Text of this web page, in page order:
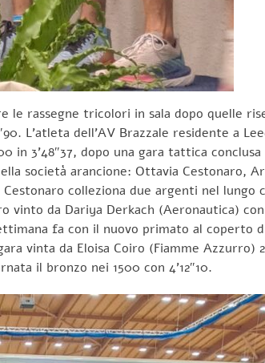
rassegne tricolori in sala dopo quelle
L’atleta dell’AV Brazzale residente a
in 3’48″37, dopo una gara tattica
società arancione: Ottavia Cestonaro,
colleziona due argenti nel lungo
vinto da Dariya Derkach (Aeronautica)
fa con il nuovo primato al coperto
vinta da Eloisa Coiro (Fiamme Azzurro)
il bronzo nei 1500 con 4’12″10.